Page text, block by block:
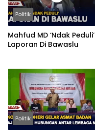
Politik
Mahfud MD ‘Ndak Peduli’
Laporan Di Bawaslu
Politik